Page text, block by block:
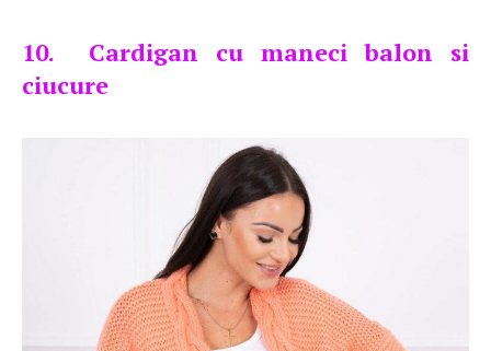
10. Cardigan cu maneci balon si
ciucure